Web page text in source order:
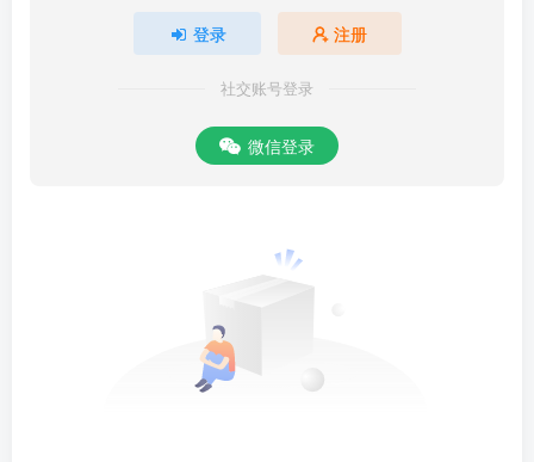
登录 注册
社交账号登录
微信登录